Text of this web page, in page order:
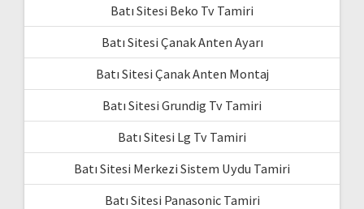
Batı Sitesi Beko Tv Tamiri
Batı Sitesi Çanak Anten Ayarı
Batı Sitesi Çanak Anten Montaj
Batı Sitesi Grundig Tv Tamiri
Batı Sitesi Lg Tv Tamiri
Batı Sitesi Merkezi Sistem Uydu Tamiri
Batı Sitesi Panasonic Tamiri